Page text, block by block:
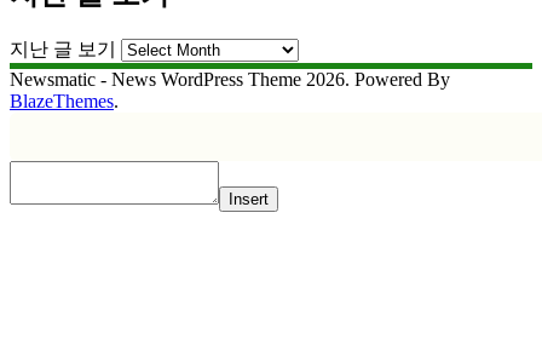
지난 글 보기
Newsmatic - News WordPress Theme 2026. Powered By
BlazeThemes.
Insert